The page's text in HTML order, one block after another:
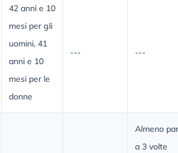
42 anni e 10
mesi per gli
uomini, 41
anni e 10
mesi per le
donne
--- ---
Almeno
a 3 volte